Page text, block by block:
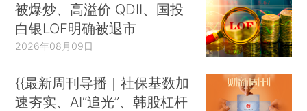
被爆炒、高溢价 QDII、国投
白银LOF明确被退市
2026年08月09日
{{最新周刊导播｜社保基数加
速夯实、AI“追光”、韩股杠杆